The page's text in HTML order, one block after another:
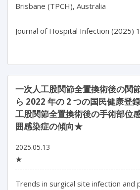
Brisbane (TPCH), Australia
一次人工股関節全置換術後の関
ら 2022 年の 2 つの国民健康登
工股関節全置換術後の手術部位
囲感染症の傾向★
2025.05.13
★
Trends in surgical site infection